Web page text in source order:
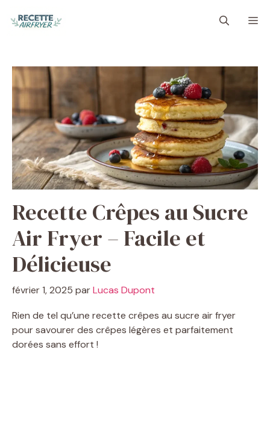
Recette Crêpes au Sucre
Air Fryer – Facile et
Délicieuse
février 1, 2025 parLucas Dupont
Rien de tel qu’une recette crêpes au sucre air fryer
pour savourer des crêpes légères et parfaitement
dorées sans effort !